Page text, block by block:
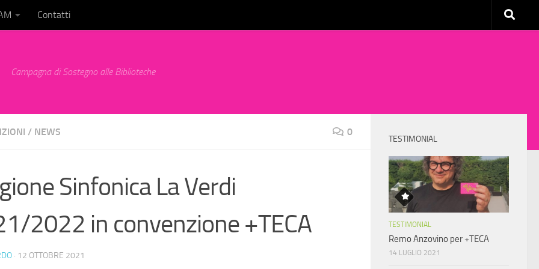
Contatti
Campagna di Sostegno alle Biblioteche
/ NEWS 0
Sinfonica La Verdi
2022 in convenzione +TECA
· 12 OTTOBRE 2021
TESTIMONIAL
TESTIMONIAL
Remo Anzovino per +TECA
14 LUGLIO 2021